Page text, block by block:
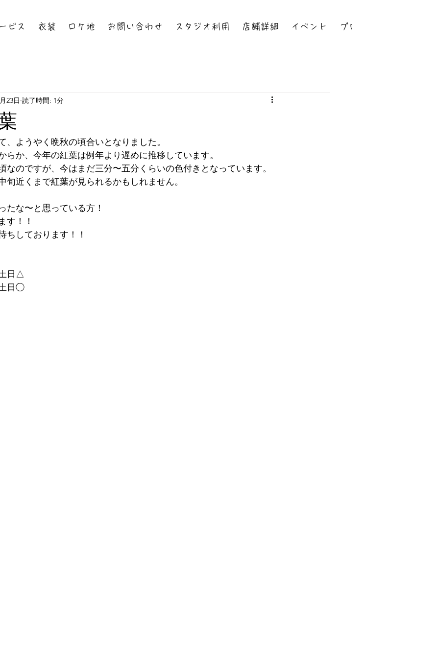
ビス 衣装 ロケ地 お問い合わせ スタジオ利用 店舗詳細 イベント ブログ
23日 読了時間: 1分
、ようやく晩秋の頃合いとなりました。
らか、今年の紅葉は例年より遅めに推移しています。
なのですが、今はまだ三分〜五分くらいの色付きとなっています。
旬近くまで紅葉が見られるかもしれません。
たな〜と思っている方！
す！！
ちしております！！
日△
日◯